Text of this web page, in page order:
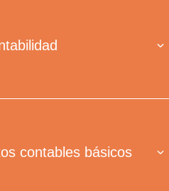
contables básicos